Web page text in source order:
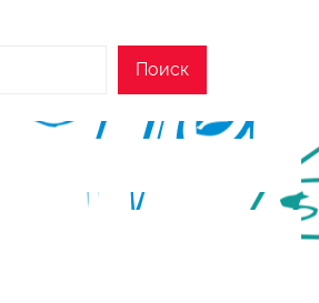
Поиск